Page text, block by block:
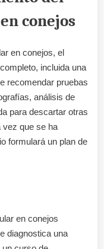
conejos
en conejos, el
incluida una
recomendar pruebas
análisis de
para descartar otras
vez que se ha
formulará un plan de
en conejos
diagnostica una